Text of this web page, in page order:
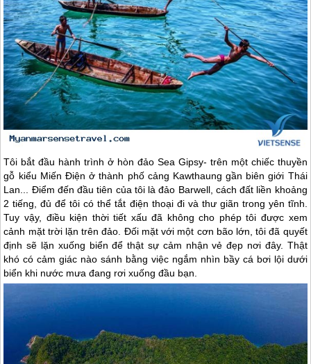
Tôi bắt đầu hành trình ở hòn đảo Sea Gipsy- trên một chiếc thuyền
gỗ kiểu Miến Điện ở thành phố cảng Kawthaung gần biên giới Thái
Lan... Điểm đến đầu tiên của tôi là đảo Barwell, cách đất liền khoảng
2 tiếng, đủ để tôi có thể tắt điện thoại đi và thư giãn trong yên tĩnh.
Tuy vậy, điều kiện thời tiết xấu đã không cho phép tôi được xem
cảnh mặt trời lặn trên đảo. Đối mặt với một cơn bão lớn, tôi đã quyết
định sẽ lặn xuống biển để thật sự cảm nhận vẻ đẹp nơi đây. Thật
khó có cảm giác nào sánh bằng việc ngắm nhìn bầy cá bơi lội dưới
biển khi nước mưa đang rơi xuống đầu bạn.